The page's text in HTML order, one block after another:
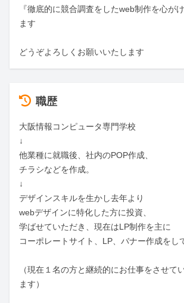
『徹底的に競合調査をしたweb制作を心が
ます
どうぞよろしくお願いいたします
職歴
大阪情報コンピュータ専門学校
↓
他業種に就職後、社内のPOP作成、
チラシなどを作成。
↓
デザインスキルを生かし去年より
webデザインに特化した方に投資、
学ばせていただき、現在はLP制作を主に
コーポレートサイト、LP、バナー作成をし
（現在１名の方と継続的にお仕事をさせて
ます）